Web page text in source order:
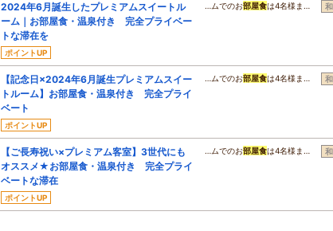
2024年6月誕生したプレミアムスイートル
ーム｜お部屋食・温泉付き 完全プライベー
トな滞在を
ポイントUP
…ムでのお部屋食は4名様ま…
【記念日×2024年6月誕生プレミアムスイー
トルーム】お部屋食・温泉付き 完全プライ
ベート
ポイントUP
…ムでのお部屋食は4名様ま…
【ご長寿祝い×プレミアム客室】3世代にも
オススメ★お部屋食・温泉付き 完全プライ
ベートな滞在
ポイントUP
…ムでのお部屋食は4名様ま…